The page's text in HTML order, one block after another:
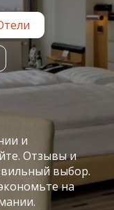
и
Отзывы и
выбор.
на